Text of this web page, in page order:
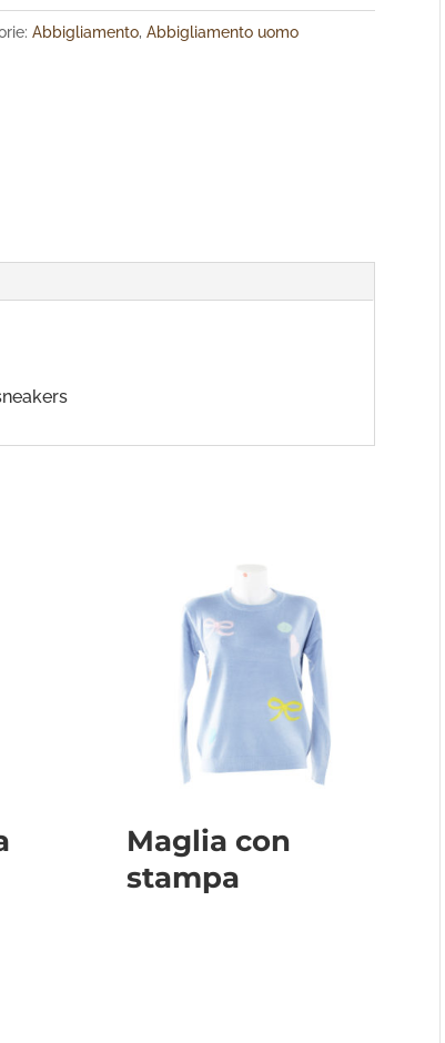
Abbigliamento,Abbigliamento uomo
Maglia con
stampa